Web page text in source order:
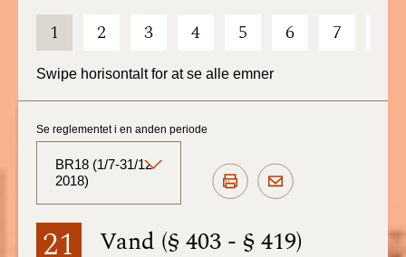
1 2 3 4 5 6 7
Swipe horisontalt for at se alle emner
21 Vand (§ 403 - § 419)
Se reglementet i en anden periode
BR18 (1/7-31/12
2018)
BR18 (Aktuelt)